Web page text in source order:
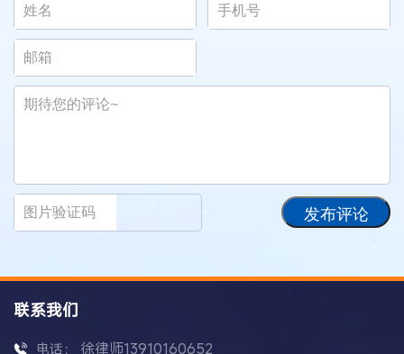
发布评论
联系我们
电话： 徐律师13910160652